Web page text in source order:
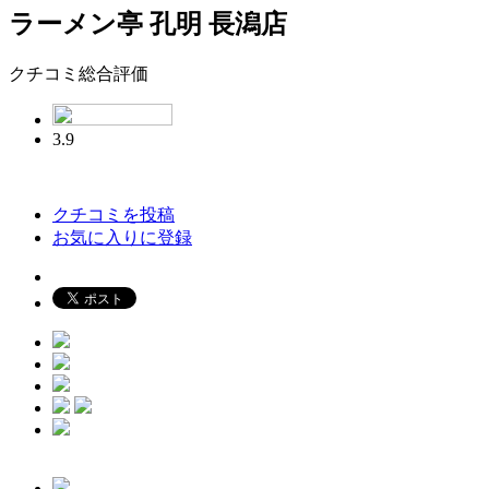
ラーメン亭 孔明 長潟店
クチコミ総合評価
3.9
クチコミを投稿
お気に入りに登録